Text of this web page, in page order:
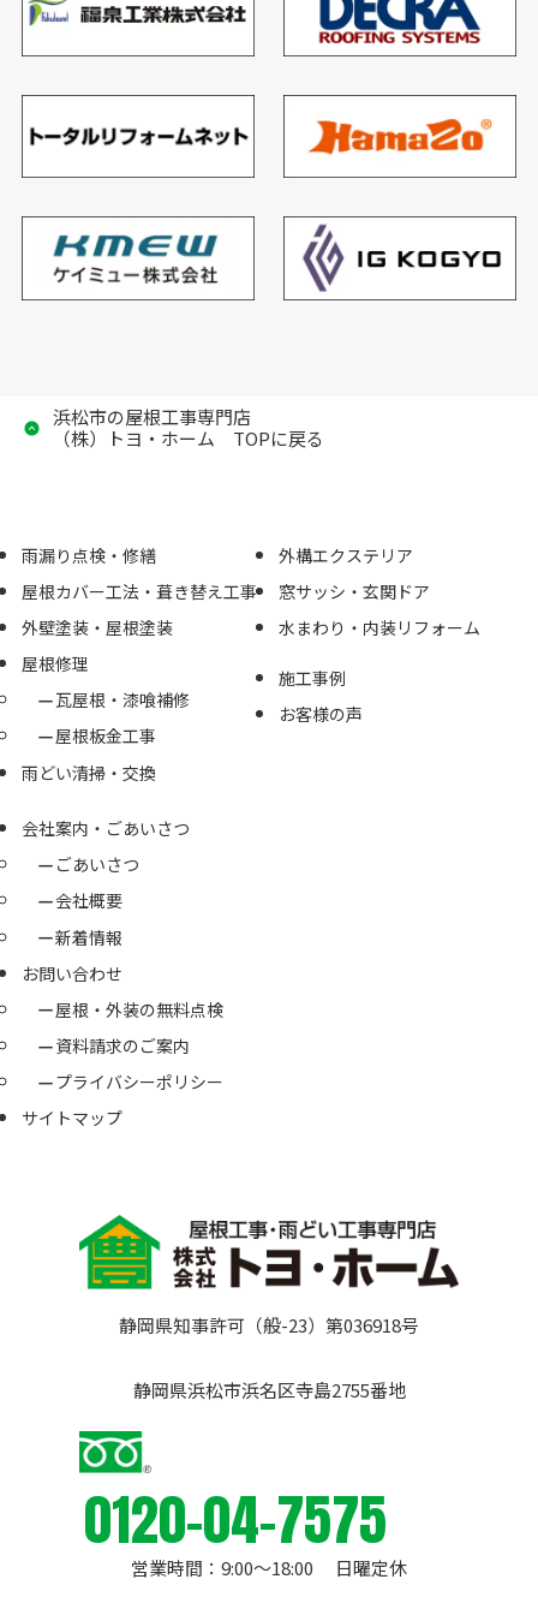
浜松市の屋根工事専門店
（株）トヨ・ホーム TOPに戻る
静岡県知事許可（般-23）第036918号
静岡県浜松市浜名区寺島2755番地
0120-04-7575
営業時間：9:00〜18:00 日曜定休
雨漏り点検・修繕
屋根カバー工法・葺き替え工事
外壁塗装・屋根塗装
屋根修理
瓦屋根・漆喰補修
屋根板金工事
雨どい清掃・交換
外構エクステリア
窓サッシ・玄関ドア
水まわり・内装リフォーム
施工事例
お客様の声
会社案内・ごあいさつ
ごあいさつ
会社概要
新着情報
お問い合わせ
屋根・外装の無料点検
資料請求のご案内
プライバシーポリシー
サイトマップ